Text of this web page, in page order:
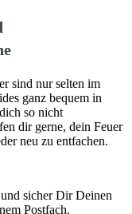
sind nur selten im
ganz bequem in
so nicht
dir gerne, dein Feuer
neu zu entfachen.
sicher Dir Deinen
Postfach.